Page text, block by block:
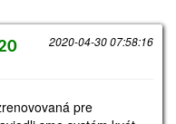
2020-04-30 07:58:16
pre